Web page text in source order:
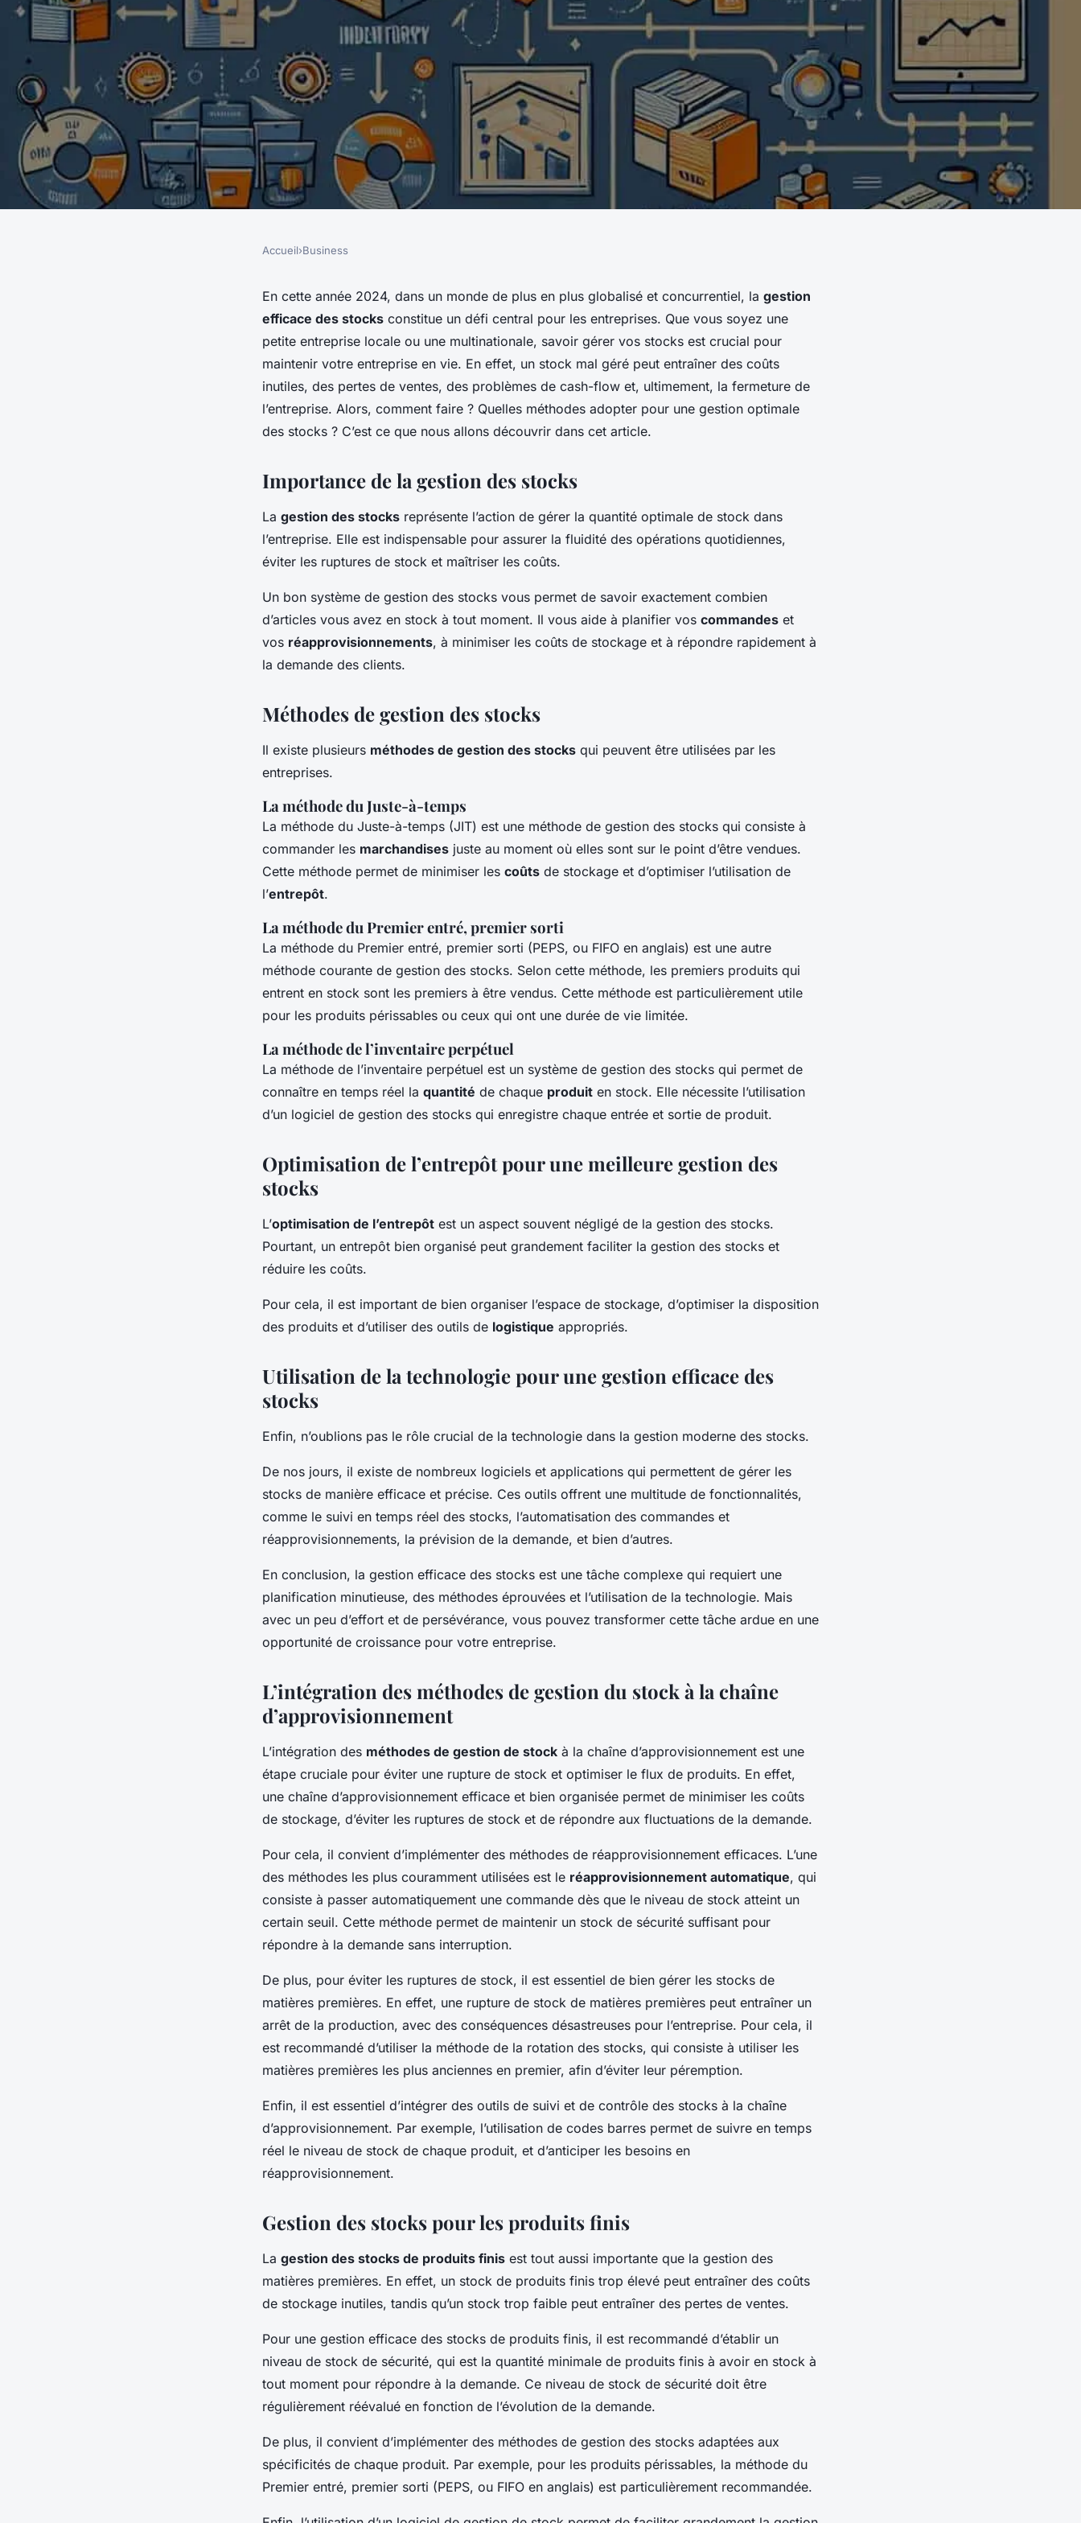
Quelles méthodes pour une gestion
efficace des stocks ?
Accueil›Business
En cette année 2024, dans un monde de plus en plus globalisé et concurrentiel, la gestion
efficace des stocks constitue un défi central pour les entreprises. Que vous soyez une
petite entreprise locale ou une multinationale, savoir gérer vos stocks est crucial pour
maintenir votre entreprise en vie. En effet, un stock mal géré peut entraîner des coûts
inutiles, des pertes de ventes, des problèmes de cash-flow et, ultimement, la fermeture de
l’entreprise. Alors, comment faire ? Quelles méthodes adopter pour une gestion optimale
des stocks ? C’est ce que nous allons découvrir dans cet article.
Importance de la gestion des stocks
La gestion des stocks représente l’action de gérer la quantité optimale de stock dans
l’entreprise. Elle est indispensable pour assurer la fluidité des opérations quotidiennes,
éviter les ruptures de stock et maîtriser les coûts.
Un bon système de gestion des stocks vous permet de savoir exactement combien
d’articles vous avez en stock à tout moment. Il vous aide à planifier vos commandes et
vos réapprovisionnements, à minimiser les coûts de stockage et à répondre rapidement à
la demande des clients.
Méthodes de gestion des stocks
Il existe plusieurs méthodes de gestion des stocks qui peuvent être utilisées par les
entreprises.
La méthode du Juste-à-temps
La méthode du Juste-à-temps (JIT) est une méthode de gestion des stocks qui consiste à
commander les marchandises juste au moment où elles sont sur le point d’être vendues.
Cette méthode permet de minimiser les coûts de stockage et d’optimiser l’utilisation de
l’entrepôt.
La méthode du Premier entré, premier sorti
La méthode du Premier entré, premier sorti (PEPS, ou FIFO en anglais) est une autre
méthode courante de gestion des stocks. Selon cette méthode, les premiers produits qui
entrent en stock sont les premiers à être vendus. Cette méthode est particulièrement utile
pour les produits périssables ou ceux qui ont une durée de vie limitée.
La méthode de l’inventaire perpétuel
La méthode de l’inventaire perpétuel est un système de gestion des stocks qui permet de
connaître en temps réel la quantité de chaque produit en stock. Elle nécessite l’utilisation
d’un logiciel de gestion des stocks qui enregistre chaque entrée et sortie de produit.
Optimisation de l’entrepôt pour une meilleure gestion des
stocks
L’optimisation de l’entrepôt est un aspect souvent négligé de la gestion des stocks.
Pourtant, un entrepôt bien organisé peut grandement faciliter la gestion des stocks et
réduire les coûts.
Pour cela, il est important de bien organiser l’espace de stockage, d’optimiser la disposition
des produits et d’utiliser des outils de logistique appropriés.
Utilisation de la technologie pour une gestion efficace des
stocks
Enfin, n’oublions pas le rôle crucial de la technologie dans la gestion moderne des stocks.
De nos jours, il existe de nombreux logiciels et applications qui permettent de gérer les
stocks de manière efficace et précise. Ces outils offrent une multitude de fonctionnalités,
comme le suivi en temps réel des stocks, l’automatisation des commandes et
réapprovisionnements, la prévision de la demande, et bien d’autres.
En conclusion, la gestion efficace des stocks est une tâche complexe qui requiert une
planification minutieuse, des méthodes éprouvées et l’utilisation de la technologie. Mais
avec un peu d’effort et de persévérance, vous pouvez transformer cette tâche ardue en une
opportunité de croissance pour votre entreprise.
L’intégration des méthodes de gestion du stock à la chaîne
d’approvisionnement
L’intégration des méthodes de gestion de stock à la chaîne d’approvisionnement est une
étape cruciale pour éviter une rupture de stock et optimiser le flux de produits. En effet,
une chaîne d’approvisionnement efficace et bien organisée permet de minimiser les coûts
de stockage, d’éviter les ruptures de stock et de répondre aux fluctuations de la demande.
Pour cela, il convient d’implémenter des méthodes de réapprovisionnement efficaces. L’une
des méthodes les plus couramment utilisées est le réapprovisionnement automatique, qui
consiste à passer automatiquement une commande dès que le niveau de stock atteint un
certain seuil. Cette méthode permet de maintenir un stock de sécurité suffisant pour
répondre à la demande sans interruption.
De plus, pour éviter les ruptures de stock, il est essentiel de bien gérer les stocks de
matières premières. En effet, une rupture de stock de matières premières peut entraîner un
arrêt de la production, avec des conséquences désastreuses pour l’entreprise. Pour cela, il
est recommandé d’utiliser la méthode de la rotation des stocks, qui consiste à utiliser les
matières premières les plus anciennes en premier, afin d’éviter leur péremption.
Enfin, il est essentiel d’intégrer des outils de suivi et de contrôle des stocks à la chaîne
d’approvisionnement. Par exemple, l’utilisation de codes barres permet de suivre en temps
réel le niveau de stock de chaque produit, et d’anticiper les besoins en
réapprovisionnement.
Gestion des stocks pour les produits finis
La gestion des stocks de produits finis est tout aussi importante que la gestion des
matières premières. En effet, un stock de produits finis trop élevé peut entraîner des coûts
de stockage inutiles, tandis qu’un stock trop faible peut entraîner des pertes de ventes.
Pour une gestion efficace des stocks de produits finis, il est recommandé d’établir un
niveau de stock de sécurité, qui est la quantité minimale de produits finis à avoir en stock à
tout moment pour répondre à la demande. Ce niveau de stock de sécurité doit être
régulièrement réévalué en fonction de l’évolution de la demande.
De plus, il convient d’implémenter des méthodes de gestion des stocks adaptées aux
spécificités de chaque produit. Par exemple, pour les produits périssables, la méthode du
Premier entré, premier sorti (PEPS, ou FIFO en anglais) est particulièrement recommandée.